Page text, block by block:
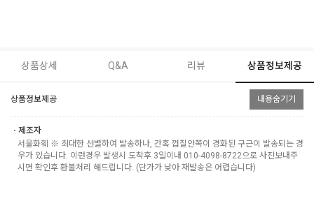
상품상세 Q&A 리뷰 상품정보제공
상품정보제공 내용숨기기
ㆍ제조자
서울화훼 ※ 최대한 선별하여 발송하나, 간혹 껍질안쪽이 경화된 구근이 발송되는 경
우가 있습니다. 이런경우 발생시 도착후 3일이내 010-4098-8722으로 사진보내주
시면 확인후 환불처리 해드립니다. (단가가 낮아 재발송은 어렵습니다)